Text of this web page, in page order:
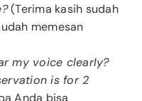
(Terima kasih sudah
memesan
my voice clearly?
is for 2